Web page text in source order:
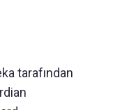
tarafından